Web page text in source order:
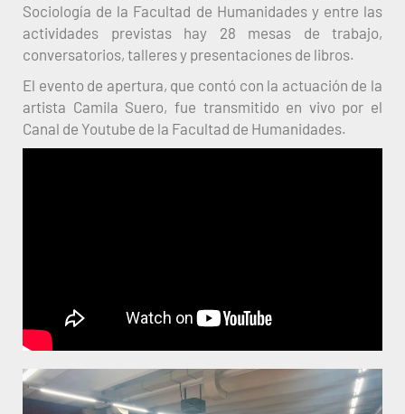
Sociología de la Facultad de Humanidades y entre las
actividades previstas hay 28 mesas de trabajo,
conversatorios, talleres y presentaciones de libros.
El evento de apertura, que contó con la actuación de la
artista Camila Suero, fue transmitido en vivo por el
Canal de Youtube de la Facultad de Humanidades.